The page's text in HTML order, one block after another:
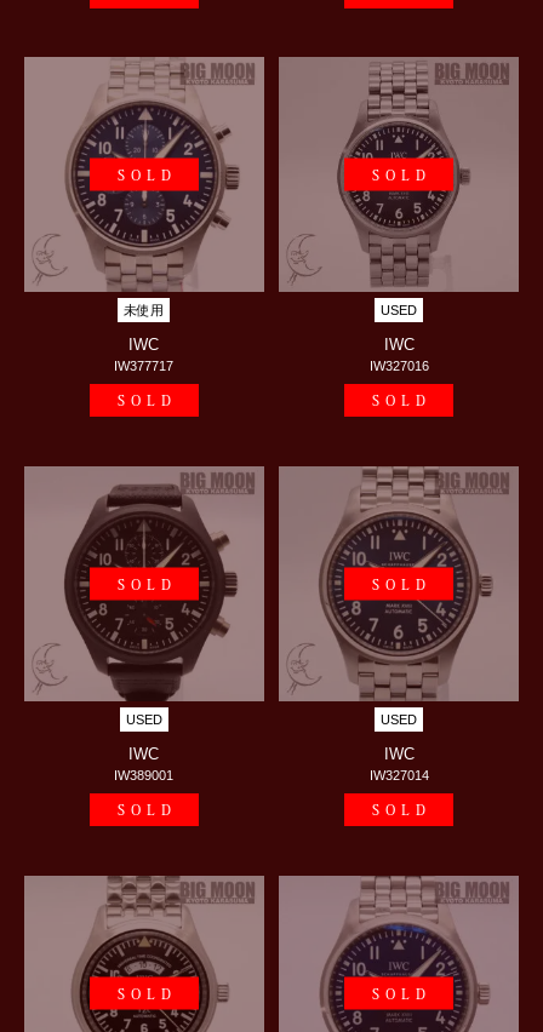
SOLD
未使用
IWC
IW377717
SOLD
SOLD
USED
IWC
IW327016
SOLD
SOLD
USED
IWC
IW389001
SOLD
SOLD
USED
IWC
IW327014
SOLD
SOLD SOLD